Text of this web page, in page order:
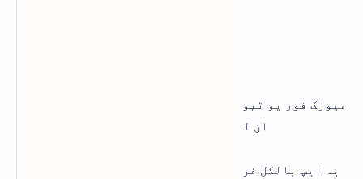
میوزک فور یو ٹیوب ایک ایسا بہترین ایپ ہے جہاں پر آ پ
ان لمیٹڈ فری میوزک ڈاؤن لوڈ کر سکتے ہیں
یہ ایپ بالکل فری میں پلے سٹور پر موجود ہے اور آپ اس